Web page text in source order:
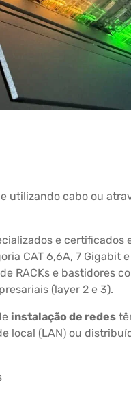
utilizando cabo ou
e certificados
CAT 6,6A, 7 Gigabit
RACKs e bastidores
(layer 2 e 3).
instalação de redes
local (LAN) ou